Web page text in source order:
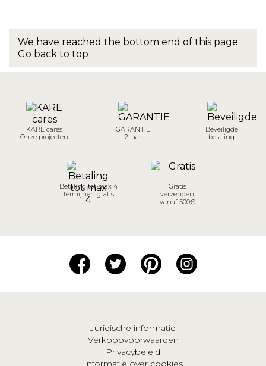
We have reached the bottom end of this page.
Go back to top
KARE cares
Onze projecten
GARANTIE
2 jaar
Beveiligde
betaling
Betaling tot max 4
termijnen gratis
Gratis
verzenden
vanaf 500€
Juridische informatie
Verkoopvoorwaarden
Privacybeleid
Informatie over cookies